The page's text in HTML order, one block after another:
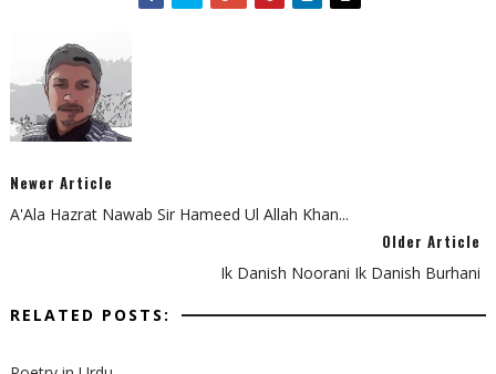
Newer Article
A'Ala Hazrat Nawab Sir Hameed Ul Allah Khan...
Older Article
Ik Danish Noorani Ik Danish Burhani
RELATED POSTS: